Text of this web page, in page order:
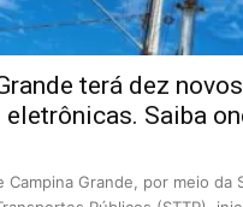
terá dez
eletrônicas. Saiba
Campina Grande, por meio da